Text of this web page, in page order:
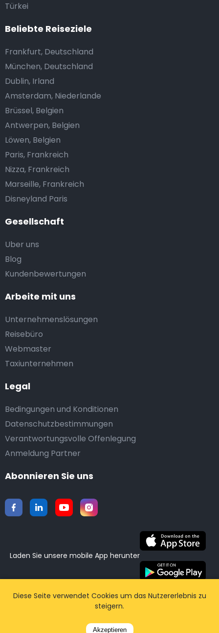
Gesellschaft
Uber uns
Blog
Kundenbewertungen
Arbeite mit uns
Unternehmenslösungen
Reisebüro
Webmaster
Taxiunternehmen
Legal
Bedingungen und Konditionen
Datenschutzbestimmungen
Verantwortungsvolle Offenlegung
Anmeldung Partner
Türkei
Beliebte Reiseziele
Frankfurt, Deutschland
München, Deutschland
Dublin, Irland
Amsterdam, Niederlande
Brüssel, Belgien
Antwerpen, Belgien
Löwen, Belgien
Paris, Frankreich
Nizza, Frankreich
Marseille, Frankreich
Disneyland Paris
Abonnieren Sie uns
Laden Sie unsere mobile App herunter
©2015-2026 Airporttaxis.com. Alle Rechte vorbehalten
Diese Seite verwendet Cookies um das Nutzererlebnis zu
steigern.
Akzeptieren